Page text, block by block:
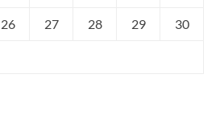
26 27 28 29 30